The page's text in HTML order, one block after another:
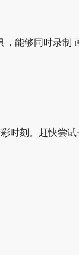
能够同时录制
时刻。赶快尝试